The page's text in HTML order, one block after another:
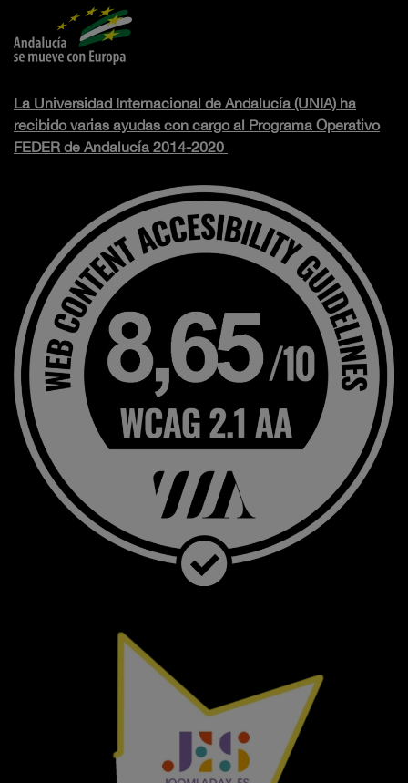
La Universidad Internacional de Andalucía (UNIA) ha
recibido varias ayudas con cargo al Programa Operativo
FEDER de Andalucía 2014-2020